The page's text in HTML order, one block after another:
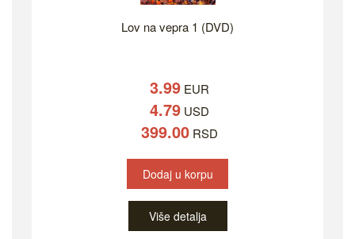
Lov na vepra 1 (DVD)
3.99 EUR
4.79 USD
399.00 RSD
Dodaj u korpu
Više detalja